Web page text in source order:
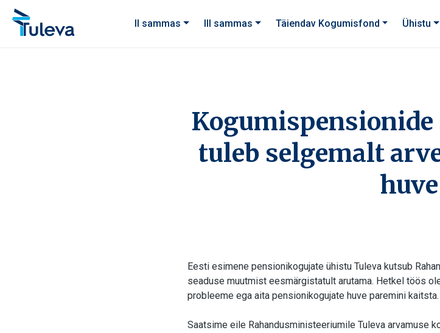
Liigu edasi sisu juurde
II sammas
III sammas Täiendav Kogumisfond Ühistu
Kogumispensionide
tuleb selgemalt
huve
Eesti esimene pensionikogujate ühistu Tuleva kutsub
seaduse muutmist eesmärgistatult arutama. Hetkel töös
probleeme ega aita pensionikogujate huve paremini kaitsta.
Saatsime eile Rahandusministeeriumile Tuleva arvamuse